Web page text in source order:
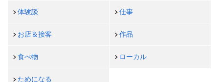
体験談 仕事
お店＆接客 作品
食べ物 ローカル
ためになる